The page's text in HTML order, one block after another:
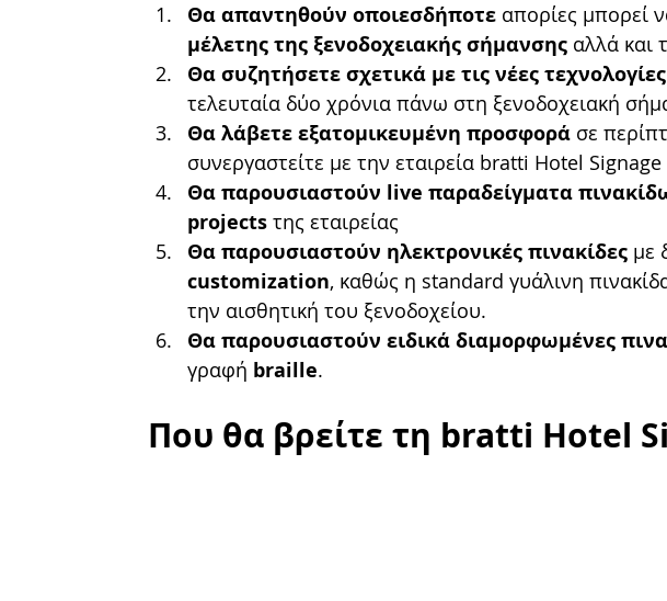
Θα απαντηθούν οποιεσδήποτε απορίες μπορεί
μέλετης της ξενοδοχειακής σήμανσης αλλά και
Θα συζητήσετε σχετικά με τις νέες τεχνολογίες
τελευταία δύο χρόνια πάνω στη ξενοδοχειακή
Θα λάβετε εξατομικευμένη προσφορά σε
συνεργαστείτε με την εταιρεία bratti Hotel Signage
Θα παρουσιαστούν live παραδείγματα
projects της εταιρείας
Θα παρουσιαστούν ηλεκτρονικές πινακίδες με
customization, καθώς η standard γυάλινη
την αισθητική του ξενοδοχείου.
Θα παρουσιαστούν ειδικά διαμορφωμένες
γραφή braille.
Που θα βρείτε τη bratti Hotel